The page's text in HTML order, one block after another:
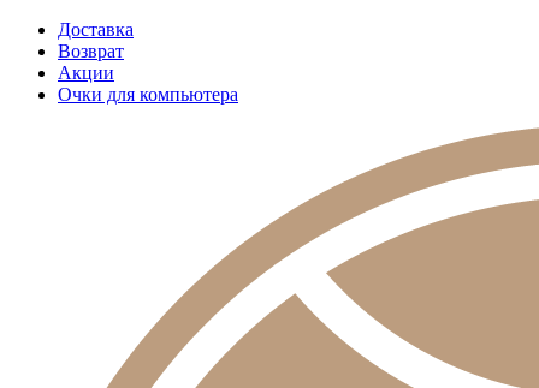
Доставка
Возврат
Акции
Очки для компьютера